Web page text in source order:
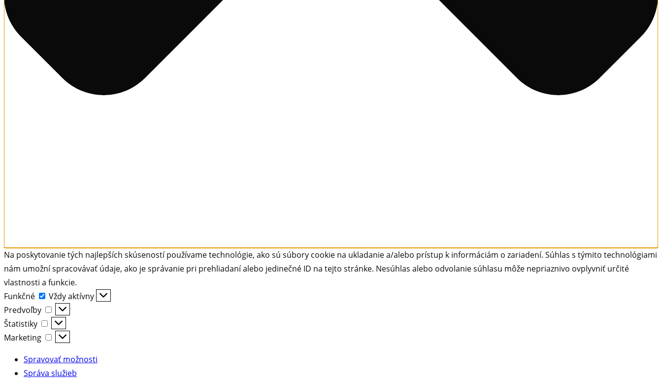
Na poskytovanie tých najlepších skúseností používame technológie, ako sú súbory cookie na ukladanie a/alebo prístup k informáciám o zariadení. Súhlas s týmito technológiami
nám umožní spracovávať údaje, ako je správanie pri prehliadaní alebo jedinečné ID na tejto stránke. Nesúhlas alebo odvolanie súhlasu môže nepriaznivo ovplyvniť určité
vlastnosti a funkcie.
Funkčné
Funkčné
Vždy aktívny
Predvoľby
Predvoľby
Štatistiky
Štatistiky
Marketing
Marketing
Spravovať možnosti
Správa služieb